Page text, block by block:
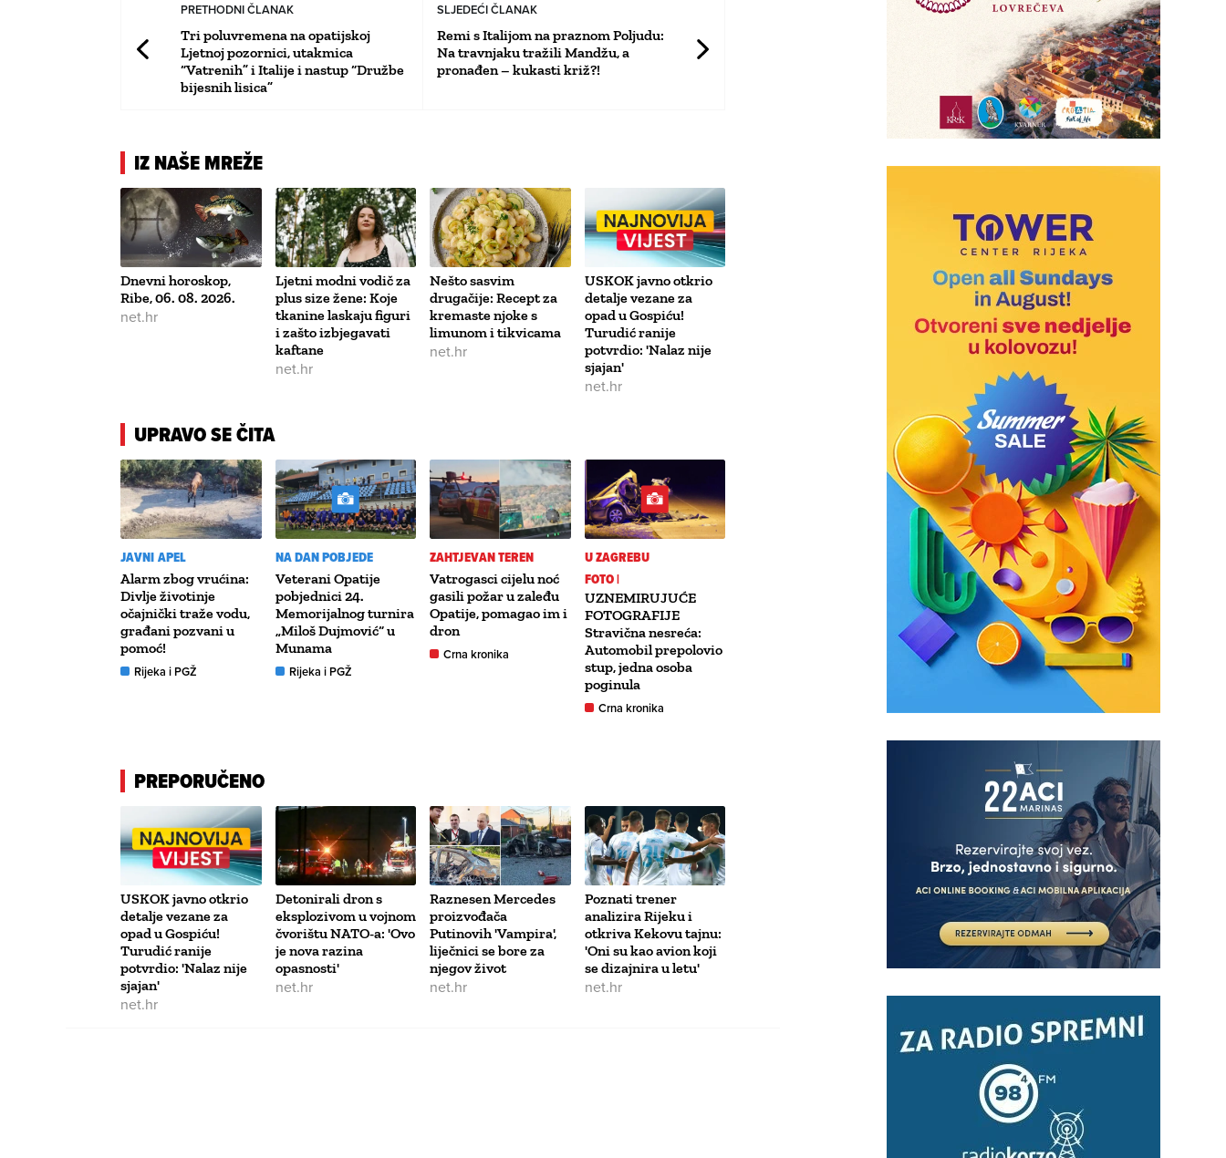
PRETHODNI ČLANAK
Tri poluvremena na opatijskoj
Ljetnoj pozornici, utakmica
“Vatrenih” i Italije i nastup “Družbe
bijesnih lisica”
SLJEDEĆI ČLANAK
Remi s Italijom na praznom Poljudu:
Na travnjaku tražili Mandžu, a
pronađen – kukasti križ?!
IZ NAŠE MREŽE
Dnevni horoskop,
Ribe, 06. 08. 2026.
net.hr
Ljetni modni vodič za
plus size žene: Koje
tkanine laskaju figuri
i zašto izbjegavati
kaftane
net.hr
Nešto sasvim
drugačije: Recept za
kremaste njoke s
limunom i tikvicama
net.hr
USKOK javno otkrio
detalje vezane za
opad u Gospiću!
Turudić ranije
potvrdio: 'Nalaz nije
sjajan'
net.hr
UPRAVO SE ČITA
JAVNI APEL
Alarm zbog vrućina:
Divlje životinje
očajnički traže vodu,
građani pozvani u
pomoć!
Rijeka i PGŽ
NA DAN POBJEDE
Veterani Opatije
pobjednici 24.
Memorijalnog turnira
„Miloš Dujmović“ u
Munama
Rijeka i PGŽ
ZAHTJEVAN TEREN
Vatrogasci cijelu noć
gasili požar u zaleđu
Opatije, pomagao im i
dron
Crna kronika
U ZAGREBU
FOTO |
UZNEMIRUJUĆE
FOTOGRAFIJE
Stravična nesreća:
Automobil prepolovio
stup, jedna osoba
poginula
Crna kronika
PREPORUČENO
USKOK javno otkrio
detalje vezane za
opad u Gospiću!
Turudić ranije
potvrdio: 'Nalaz nije
sjajan'
net.hr
Detonirali dron s
eksplozivom u vojnom
čvorištu NATO-a: 'Ovo
je nova razina
opasnosti'
net.hr
Raznesen Mercedes
proizvođača
Putinovih 'Vampira',
liječnici se bore za
njegov život
net.hr
Poznati trener
analizira Rijeku i
otkriva Kekovu tajnu:
'Oni su kao avion koji
se dizajnira u letu'
net.hr